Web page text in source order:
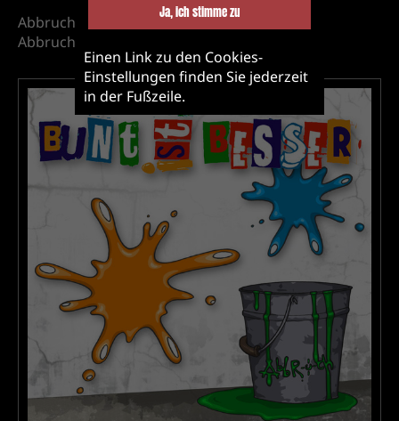
Abbruch!
CD
Abbruch Records releases
Ja, ich stimme zu
Einen Link zu den Cookies-
Einstellungen finden Sie jederzeit
in der Fußzeile.